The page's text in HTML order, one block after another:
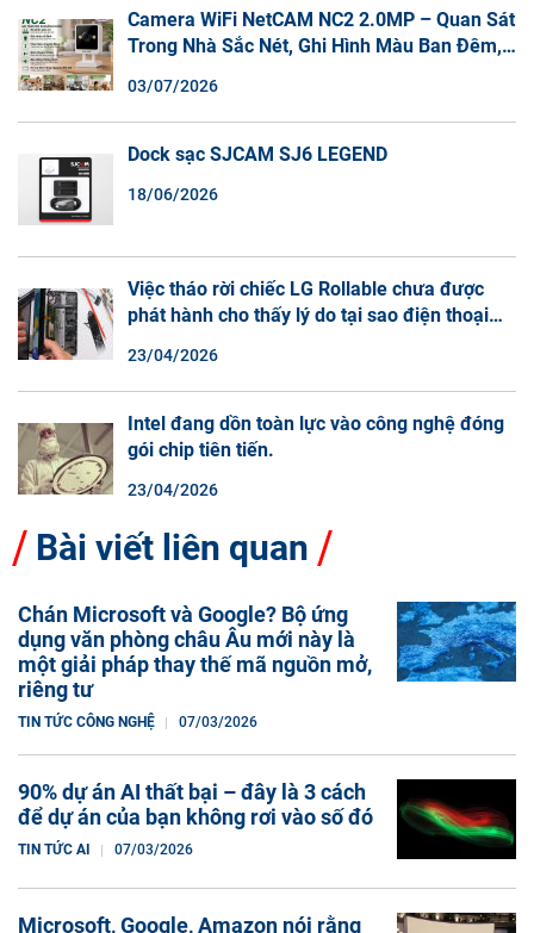
Camera WiFi NetCAM NC2 2.0MP – Quan Sát
Trong Nhà Sắc Nét, Ghi Hình Màu Ban Đêm,
03/07/2026
Dock sạc SJCAM SJ6 LEGEND
18/06/2026
Việc tháo rời chiếc LG Rollable chưa được
phát hành cho thấy lý do tại sao điện thoại
23/04/2026
Intel đang dồn toàn lực vào công nghệ đóng
gói chip tiên tiến.
23/04/2026
Bài viết liên quan
Chán Microsoft và Google? Bộ ứng
dụng văn phòng châu Âu mới này là
một giải pháp thay thế mã nguồn mở,
riêng tư
TIN TỨC CÔNG NGHỆ 07/03/2026
90% dự án AI thất bại – đây là 3 cách
để dự án của bạn không rơi vào số đó
TIN TỨC AI 07/03/2026
Microsoft, Google, Amazon nói rằng